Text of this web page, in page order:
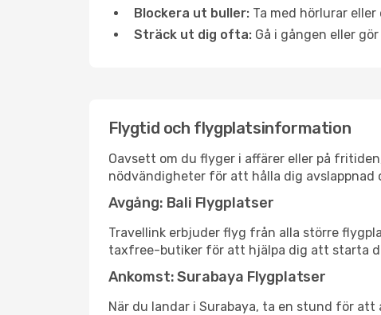
Blockera ut buller: Ta med hörlurar
Sträck ut dig ofta: Gå i gången eller
Flygtid och flygplatsinformation
Oavsett om du flyger i affärer eller på
nödvändigheter för att hålla dig avslappnad
Avgång: Bali Flygplatser
Travellink erbjuder flyg från alla större
taxfree-butiker för att hjälpa dig att starta
Ankomst: Surabaya Flygplatser
När du landar i Surabaya, ta en stund för